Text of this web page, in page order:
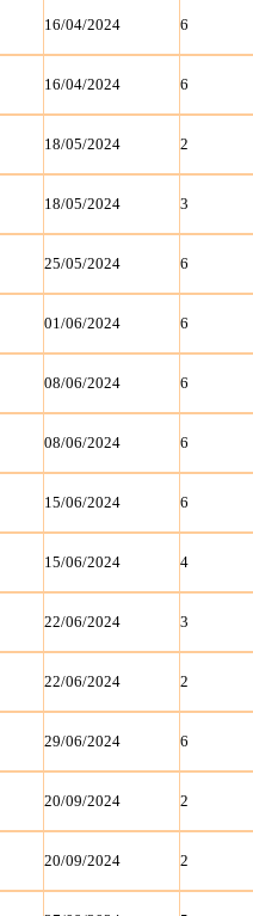
16/04/2024 6
16/04/2024 6
18/05/2024 2
18/05/2024 3
25/05/2024 6
01/06/2024 6
08/06/2024 6
08/06/2024 6
15/06/2024 6
15/06/2024 4
22/06/2024 3
22/06/2024 2
29/06/2024 6
20/09/2024 2
20/09/2024 2